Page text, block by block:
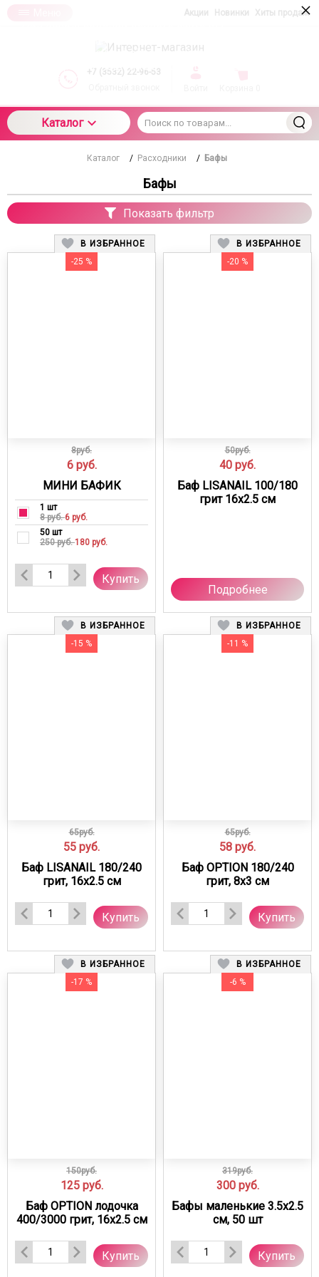
Акции Новинки Хиты продаж
+7 (3532) 22-96-53
Каталог
Каталог / Расходники / Бафы
Бафы
Показать фильтр
В ИЗБРАННОЕ
-25 %
8руб.
6 руб.
МИНИ БАФИК
1 шт
8 руб.6 руб.
50 шт
250 руб.180 руб.
Купить
В ИЗБРАННОЕ
-20 %
50руб.
40 руб.
Баф LISANAIL 100/180
грит 16х2.5 см
Подробнее
В ИЗБРАННОЕ
-15 %
65руб.
55 руб.
Баф LISANAIL 180/240
грит, 16х2.5 см
Купить
В ИЗБРАННОЕ
-11 %
65руб.
58 руб.
Баф OPTION 180/240
грит, 8х3 см
Купить
В ИЗБРАННОЕ
-17 %
150руб.
125 руб.
Баф OPTION лодочка
400/3000 грит, 16х2.5 см
Купить
В ИЗБРАННОЕ
-6 %
319руб.
300 руб.
Бафы маленькие 3.5х2.5
см, 50 шт
Купить
подтверждаете свое согласие на использование
компанией cookie-файлов в соответствии с
настоящим соглашением в отношении данного
×